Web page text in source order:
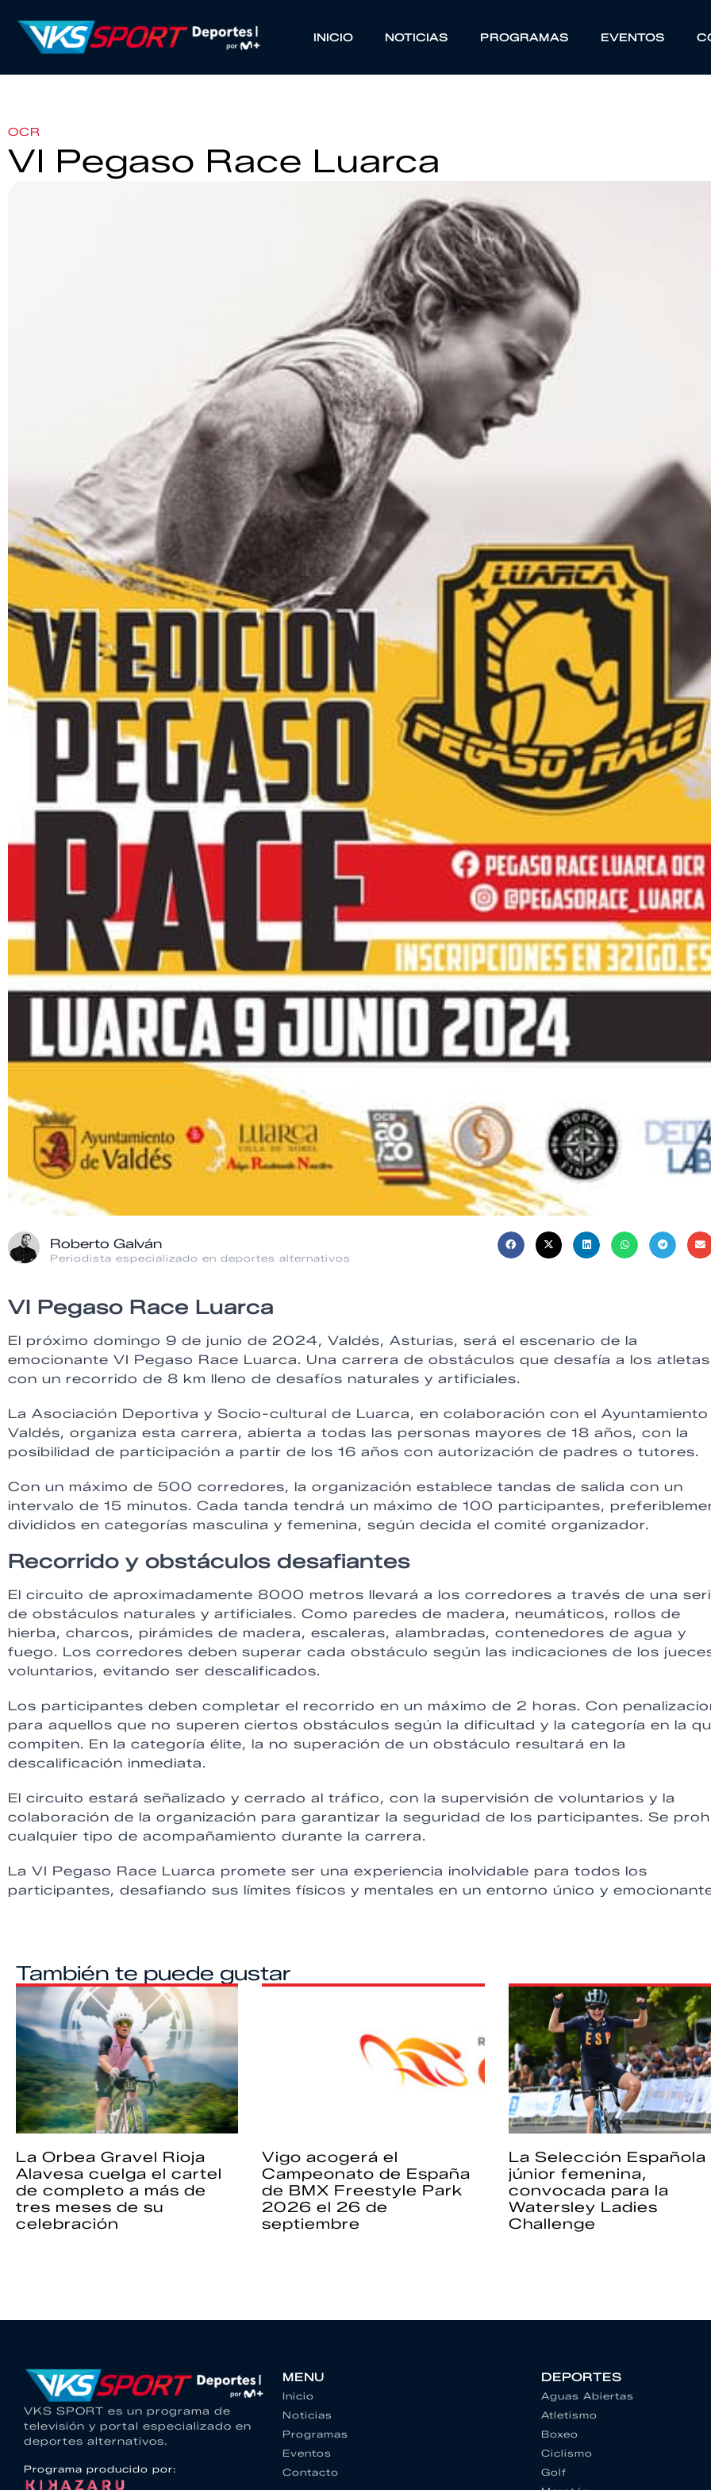
INICIO NOTICIAS PROGRAMAS EVENTOS
OCR
VI Pegaso Race Luarca
Roberto Galván
Periodista especializado en deportes alternativos
VI Pegaso Race Luarca
El próximo domingo 9 de junio de 2024, Valdés, Asturias, será el escenario de la
emocionante VI Pegaso Race Luarca. Una carrera de obstáculos que desafía a los atletas
con un recorrido de 8 km lleno de desafíos naturales y artificiales.
La Asociación Deportiva y Socio-cultural de Luarca, en colaboración con el
Valdés, organiza esta carrera, abierta a todas las personas mayores de 18 años, con la
posibilidad de participación a partir de los 16 años con autorización de padres o tutores.
Con un máximo de 500 corredores, la organización establece tandas de salida con un
intervalo de 15 minutos. Cada tanda tendrá un máximo de 100 participantes,
divididos en categorías masculina y femenina, según decida el comité organizador.
Recorrido y obstáculos desafiantes
El circuito de aproximadamente 8000 metros llevará a los corredores a través de una
de obstáculos naturales y artificiales. Como paredes de madera, neumáticos, rollos de
hierba, charcos, pirámides de madera, escaleras, alambradas, contenedores de agua y
fuego. Los corredores deben superar cada obstáculo según las indicaciones de los
voluntarios, evitando ser descalificados.
Los participantes deben completar el recorrido en un máximo de 2 horas. Con
para aquellos que no superen ciertos obstáculos según la dificultad y la categoría en la
compiten. En la categoría élite, la no superación de un obstáculo resultará en la
descalificación inmediata.
El circuito estará señalizado y cerrado al tráfico, con la supervisión de voluntarios y la
colaboración de la organización para garantizar la seguridad de los participantes. Se
cualquier tipo de acompañamiento durante la carrera.
La VI Pegaso Race Luarca promete ser una experiencia inolvidable para todos los
participantes, desafiando sus límites físicos y mentales en un entorno único y
También te puede gustar
La Orbea Gravel Rioja
Alavesa cuelga el cartel
de completo a más de
tres meses de su
celebración
Vigo acogerá el
Campeonato de España
de BMX Freestyle Park
2026 el 26 de
septiembre
La Selección Española
júnior femenina,
convocada para la
Watersley Ladies
Challenge
VKS SPORT es un programa de
televisión y portal especializado en
deportes alternativos.
Programa producido por:
MENU
Inicio
Noticias
Programas
Eventos
Contacto
DEPORTES
Aguas Abiertas
Atletismo
Boxeo
Ciclismo
Golf